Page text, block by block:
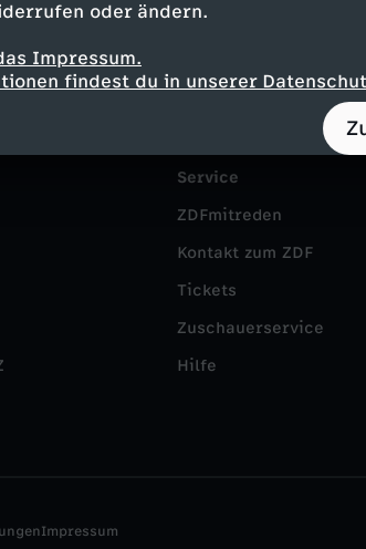
oder ändern.
Impressum.
findest du in unserer
Service
ZDFmitreden
Kontakt zum ZDF
Tickets
Zuschauerservice
Hilfe
Impressum